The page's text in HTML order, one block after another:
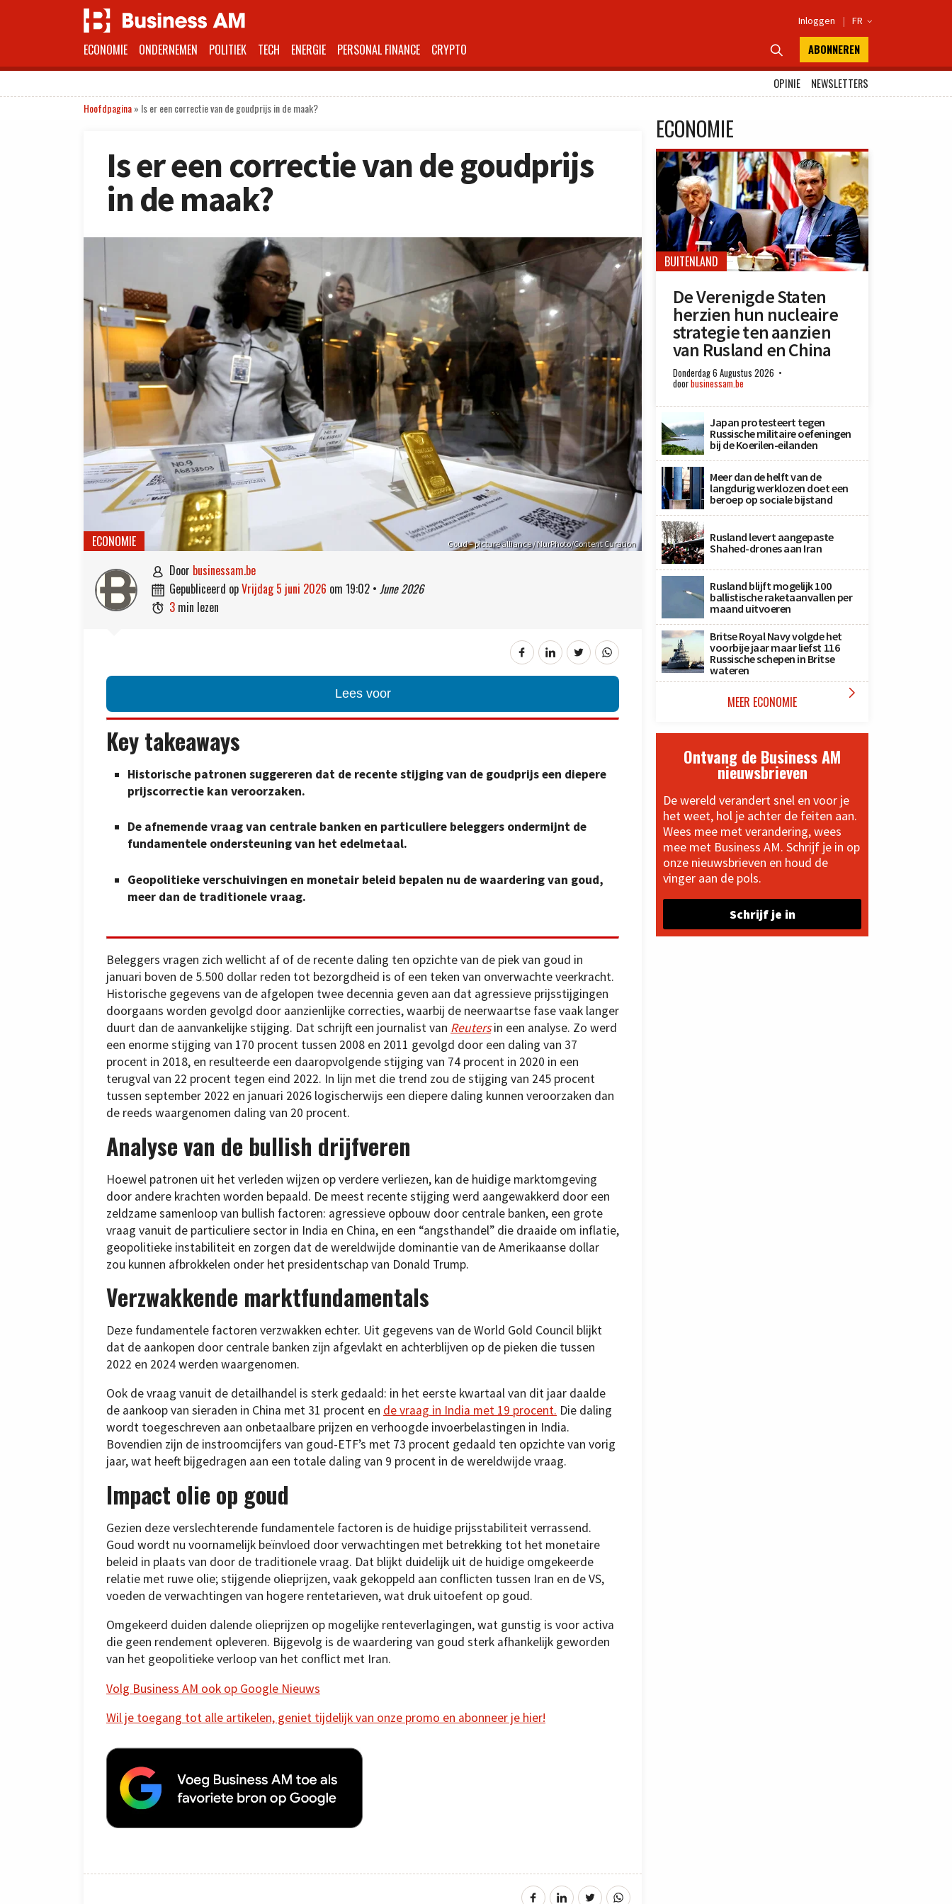
Inloggen | FR 
ECONOMIE ONDERNEMEN POLITIEK TECH ENERGIE PERSONAL FINANCE CRYPTO  ABONNEREN
OPINIE
NEWSLETTERS
Hoofdpagina» Is er een correctie van de goudprijs in de maak?
Is er een correctie van de goudprijs
in de maak?
Goud – picture alliance / NurPhoto/Content Curation
ECONOMIE
 door businessam.be
 gepubliceerd op vrijdag 5 juni 2026 om 19:02 • June 2026
 3 min lezen
Lees voor
Key takeaways
Historische patronen suggereren dat de recente stijging van de goudprijs een diepere
prijscorrectie kan veroorzaken.
De afnemende vraag van centrale banken en particuliere beleggers ondermijnt de
fundamentele ondersteuning van het edelmetaal.
Geopolitieke verschuivingen en monetair beleid bepalen nu de waardering van goud,
meer dan de traditionele vraag.
Beleggers vragen zich wellicht af of de recente daling ten opzichte van de piek van goud in
januari boven de 5.500 dollar reden tot bezorgdheid is of een teken van onverwachte veerkracht.
Historische gegevens van de afgelopen twee decennia geven aan dat agressieve prijsstijgingen
doorgaans worden gevolgd door aanzienlijke correcties, waarbij de neerwaartse fase vaak langer
duurt dan de aanvankelijke stijging. Dat schrijft een journalist van Reutersin een analyse. Zo werd
een enorme stijging van 170 procent tussen 2008 en 2011 gevolgd door een daling van 37
procent in 2018, en resulteerde een daaropvolgende stijging van 74 procent in 2020 in een
terugval van 22 procent tegen eind 2022. In lijn met die trend zou de stijging van 245 procent
tussen september 2022 en januari 2026 logischerwijs een diepere daling kunnen veroorzaken dan
de reeds waargenomen daling van 20 procent.
Analyse van de bullish drijfveren
Hoewel patronen uit het verleden wijzen op verdere verliezen, kan de huidige marktomgeving
door andere krachten worden bepaald. De meest recente stijging werd aangewakkerd door een
zeldzame samenloop van bullish factoren: agressieve opbouw door centrale banken, een grote
vraag vanuit de particuliere sector in India en China, en een “angsthandel” die draaide om inflatie,
geopolitieke instabiliteit en zorgen dat de wereldwijde dominantie van de Amerikaanse dollar
zou kunnen afbrokkelen onder het presidentschap van Donald Trump.
Verzwakkende marktfundamentals
Deze fundamentele factoren verzwakken echter. Uit gegevens van de World Gold Council blijkt
dat de aankopen door centrale banken zijn afgevlakt en achterblijven op de pieken die tussen
2022 en 2024 werden waargenomen.
Ook de vraag vanuit de detailhandel is sterk gedaald: in het eerste kwartaal van dit jaar daalde
de aankoop van sieraden in China met 31 procent en de vraag in India met 19 procent. Die daling
wordt toegeschreven aan onbetaalbare prijzen en verhoogde invoerbelastingen in India.
Bovendien zijn de instroomcijfers van goud-ETF’s met 73 procent gedaald ten opzichte van vorig
jaar, wat heeft bijgedragen aan een totale daling van 9 procent in de wereldwijde vraag.
Impact olie op goud
Gezien deze verslechterende fundamentele factoren is de huidige prijsstabiliteit verrassend.
Goud wordt nu voornamelijk beïnvloed door verwachtingen met betrekking tot het monetaire
beleid in plaats van door de traditionele vraag. Dat blijkt duidelijk uit de huidige omgekeerde
relatie met ruwe olie; stijgende olieprijzen, vaak gekoppeld aan conflicten tussen Iran en de VS,
voeden de verwachtingen van hogere rentetarieven, wat druk uitoefent op goud.
Omgekeerd duiden dalende olieprijzen op mogelijke renteverlagingen, wat gunstig is voor activa
die geen rendement opleveren. Bijgevolg is de waardering van goud sterk afhankelijk geworden
van het geopolitieke verloop van het conflict met Iran.
Volg Business AM ook op Google Nieuws
Wil je toegang tot alle artikelen, geniet tijdelijk van onze promo en abonneer je hier!
ECONOMIE
BUITENLAND
De Verenigde Staten
herzien hun nucleaire
strategie ten aanzien
van Rusland en China
Donderdag 6 Augustus 2026
doorbusinessam.be
Japan protesteert tegen
Russische militaire oefeningen
bij de Koerilen-eilanden
Meer dan de helft van de
langdurig werklozen doet een
beroep op sociale bijstand
Rusland levert aangepaste
Shahed-drones aan Iran
Rusland blijft mogelijk 100
ballistische raketaanvallen per
maand uitvoeren
Britse Royal Navy volgde het
voorbije jaar maar liefst 116
Russische schepen in Britse
wateren
MEER ECONOMIE 
Ontvang de Business AM
nieuwsbrieven
De wereld verandert snel en voor je
het weet, hol je achter de feiten aan.
Wees mee met verandering, wees
mee met Business AM. Schrijf je in op
onze nieuwsbrieven en houd de
vinger aan de pols.
Schrijf je in